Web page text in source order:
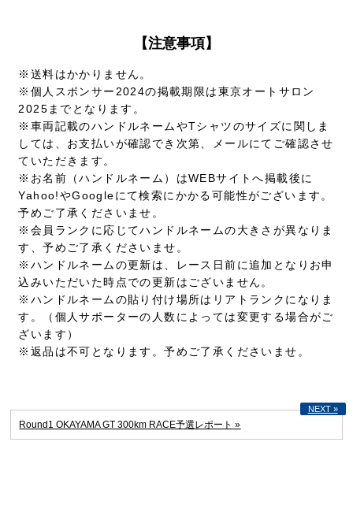
【注意事項】
※送料はかかりません。
※個人スポンサー2024の掲載期限は東京オートサロン
2025までとなります。
※車両記載のハンドルネームやTシャツのサイズに関しま
しては、お支払いが確認でき次第、メールにてご確認させ
ていただきます。
※お名前（ハンドルネーム）はWEBサイトへ掲載後に
Yahoo!やGoogleにて検索にかかる可能性がございます。
予めご了承くださいませ。
※会員ランクに応じてハンドルネームの大きさが異なりま
す、予めご了承くださいませ。
※ハンドルネームの更新は、レース日前に追加となりお申
込みいただいた時点での更新はございません。
※ハンドルネームの貼り付け場所はリアトランクになりま
す。（個人サポーターの人数によっては変更する場合がご
ざいます）
※返品は不可となります。予めご了承くださいませ。
Round1 OKAYAMA GT 300km RACE予選レポート